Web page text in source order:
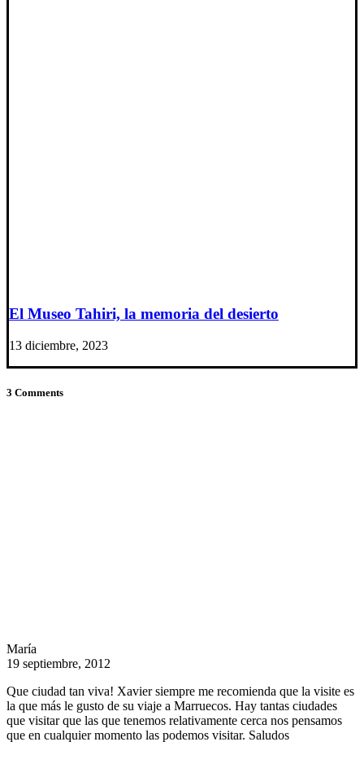
El Museo Tahiri, la memoria del desierto
13 diciembre, 2023
3 Comments
María
19 septiembre, 2012
Que ciudad tan viva! Xavier siempre me recomienda que la visite es
la que más le gusto de su viaje a Marruecos. Hay tantas ciudades
que visitar que las que tenemos relativamente cerca nos pensamos
que en cualquier momento las podemos visitar. Saludos